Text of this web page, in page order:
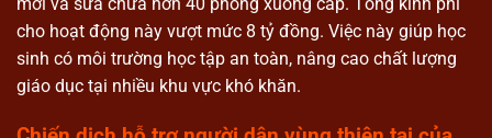
cho hoạt động này vượt mức 8 tỷ đồng. Việc này giúp học
sinh có môi trường học tập an toàn, nâng cao chất lượng
giáo dục tại nhiều khu vực khó khăn.